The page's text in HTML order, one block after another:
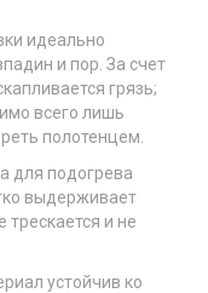
идеально
и пор. За счет
грязь;
всего лишь
полотенцем.
для подогрева
выдерживает
трескается и не
устойчив ко